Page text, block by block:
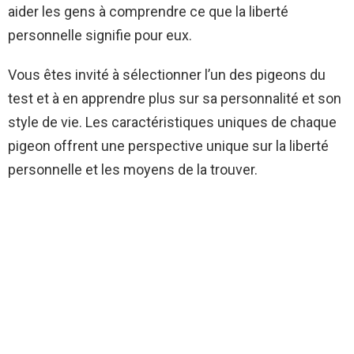
aider les gens à comprendre ce que la liberté
personnelle signifie pour eux.
Vous êtes invité à sélectionner l’un des pigeons du
test et à en apprendre plus sur sa personnalité et son
style de vie. Les caractéristiques uniques de chaque
pigeon offrent une perspective unique sur la liberté
personnelle et les moyens de la trouver.